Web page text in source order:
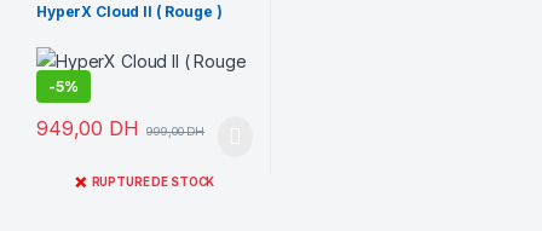
HyperX Cloud II ( Rouge )
-5%
949,00 DH 999,00DH
❌ RUPTURE DE STOCK